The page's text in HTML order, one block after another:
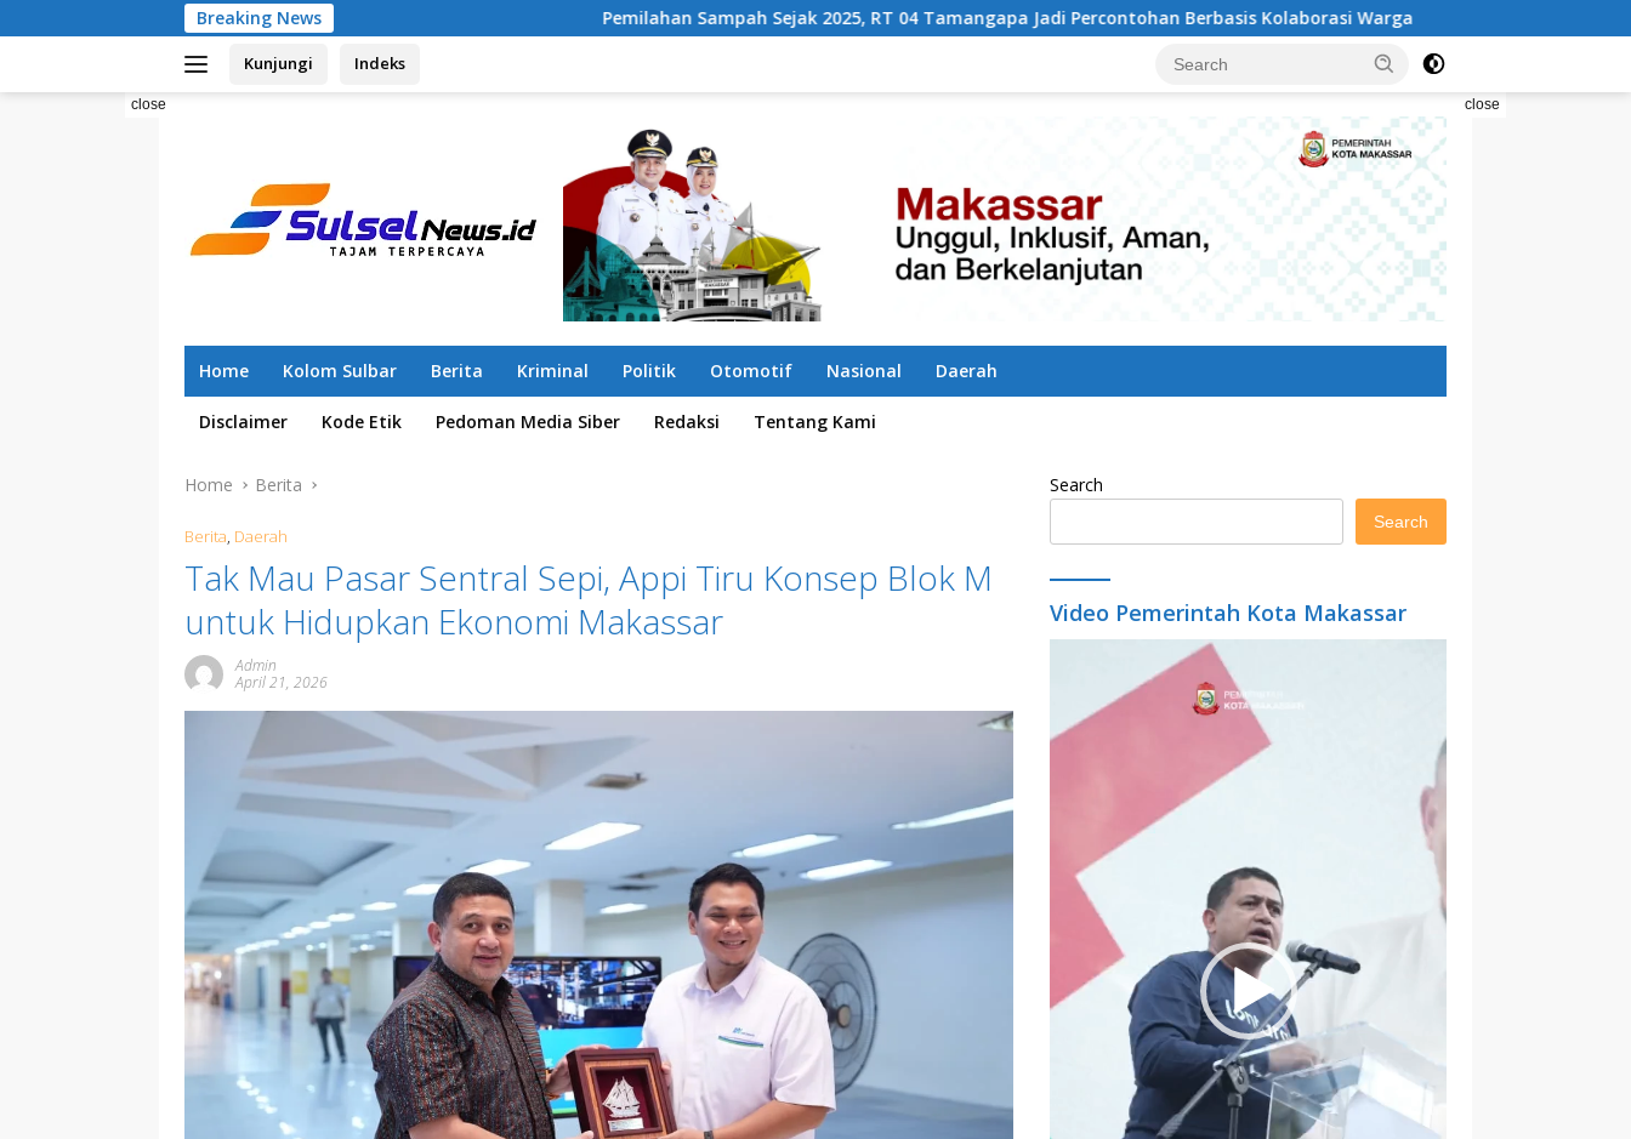
to
Breaking News Pemilahan Sampah Sejak 2025, RT 04 Tamangapa Jadi Percontohan Berbasis Kolaborasi Warga Pilah Sampah Solusi Menyelamatkan
Kunjungi Indeks
close close
Home Kolom Sulbar Berita Kriminal Politik Otomotif Nasional Daerah
Disclaimer Kode Etik Pedoman Media Siber Redaksi Tentang Kami
Home Berita
Berita, Daerah
Tak Mau Pasar Sentral Sepi, Appi Tiru Konsep Blok M
untuk Hidupkan Ekonomi Makassar
Admin
April 21, 2026
Search
Search
Video Pemerintah Kota Makassar